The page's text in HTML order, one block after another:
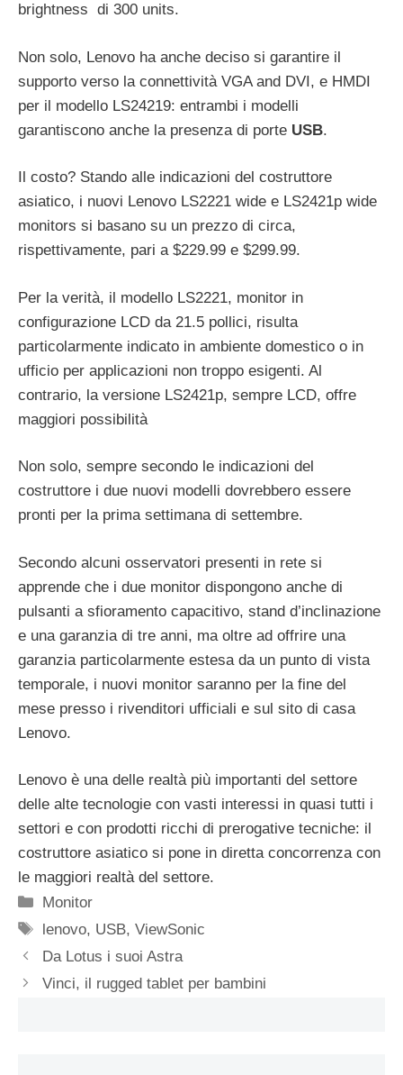
brightness di 300 units.
Non solo, Lenovo ha anche deciso si garantire il
supporto verso la connettività VGA and DVI, e HMDI
per il modello LS24219: entrambi i modelli
garantiscono anche la presenza di porte USB.
Il costo? Stando alle indicazioni del costruttore
asiatico, i nuovi Lenovo LS2221 wide e LS2421p wide
monitors si basano su un prezzo di circa,
rispettivamente, pari a $229.99 e $299.99.
Per la verità, il modello LS2221, monitor in
configurazione LCD da 21.5 pollici, risulta
particolarmente indicato in ambiente domestico o in
ufficio per applicazioni non troppo esigenti. Al
contrario, la versione LS2421p, sempre LCD, offre
maggiori possibilità
Non solo, sempre secondo le indicazioni del
costruttore i due nuovi modelli dovrebbero essere
pronti per la prima settimana di settembre.
Secondo alcuni osservatori presenti in rete si
apprende che i due monitor dispongono anche di
pulsanti a sfioramento capacitivo, stand d’inclinazione
e una garanzia di tre anni, ma oltre ad offrire una
garanzia particolarmente estesa da un punto di vista
temporale, i nuovi monitor saranno per la fine del
mese presso i rivenditori ufficiali e sul sito di casa
Lenovo.
Lenovo è una delle realtà più importanti del settore
delle alte tecnologie con vasti interessi in quasi tutti i
settori e con prodotti ricchi di prerogative tecniche: il
costruttore asiatico si pone in diretta concorrenza con
le maggiori realtà del settore.
Categorie
Monitor
Tag
lenovo, USB,ViewSonic
Da Lotus i suoi Astra
Vinci, il rugged tablet per bambini